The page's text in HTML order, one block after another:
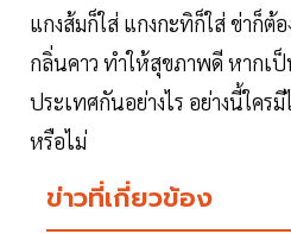
แกงส้มก็ใส่ แกงกะทิก็ใส่ ข่าก็ต้
กลิ่นคาว ทำให้สุขภาพดี หากเ
ประเทศกันอย่างไร อย่างนี้ใคร
หรือไม่
ข่าวที่เกี่ยวข้อง